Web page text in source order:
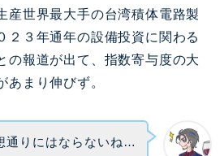
産世界最大手の台湾積体電路製
２３年通年の設備投資に関わる
の報道が出て、指数寄与度の大
あまり伸びず。
通りにはならないね…